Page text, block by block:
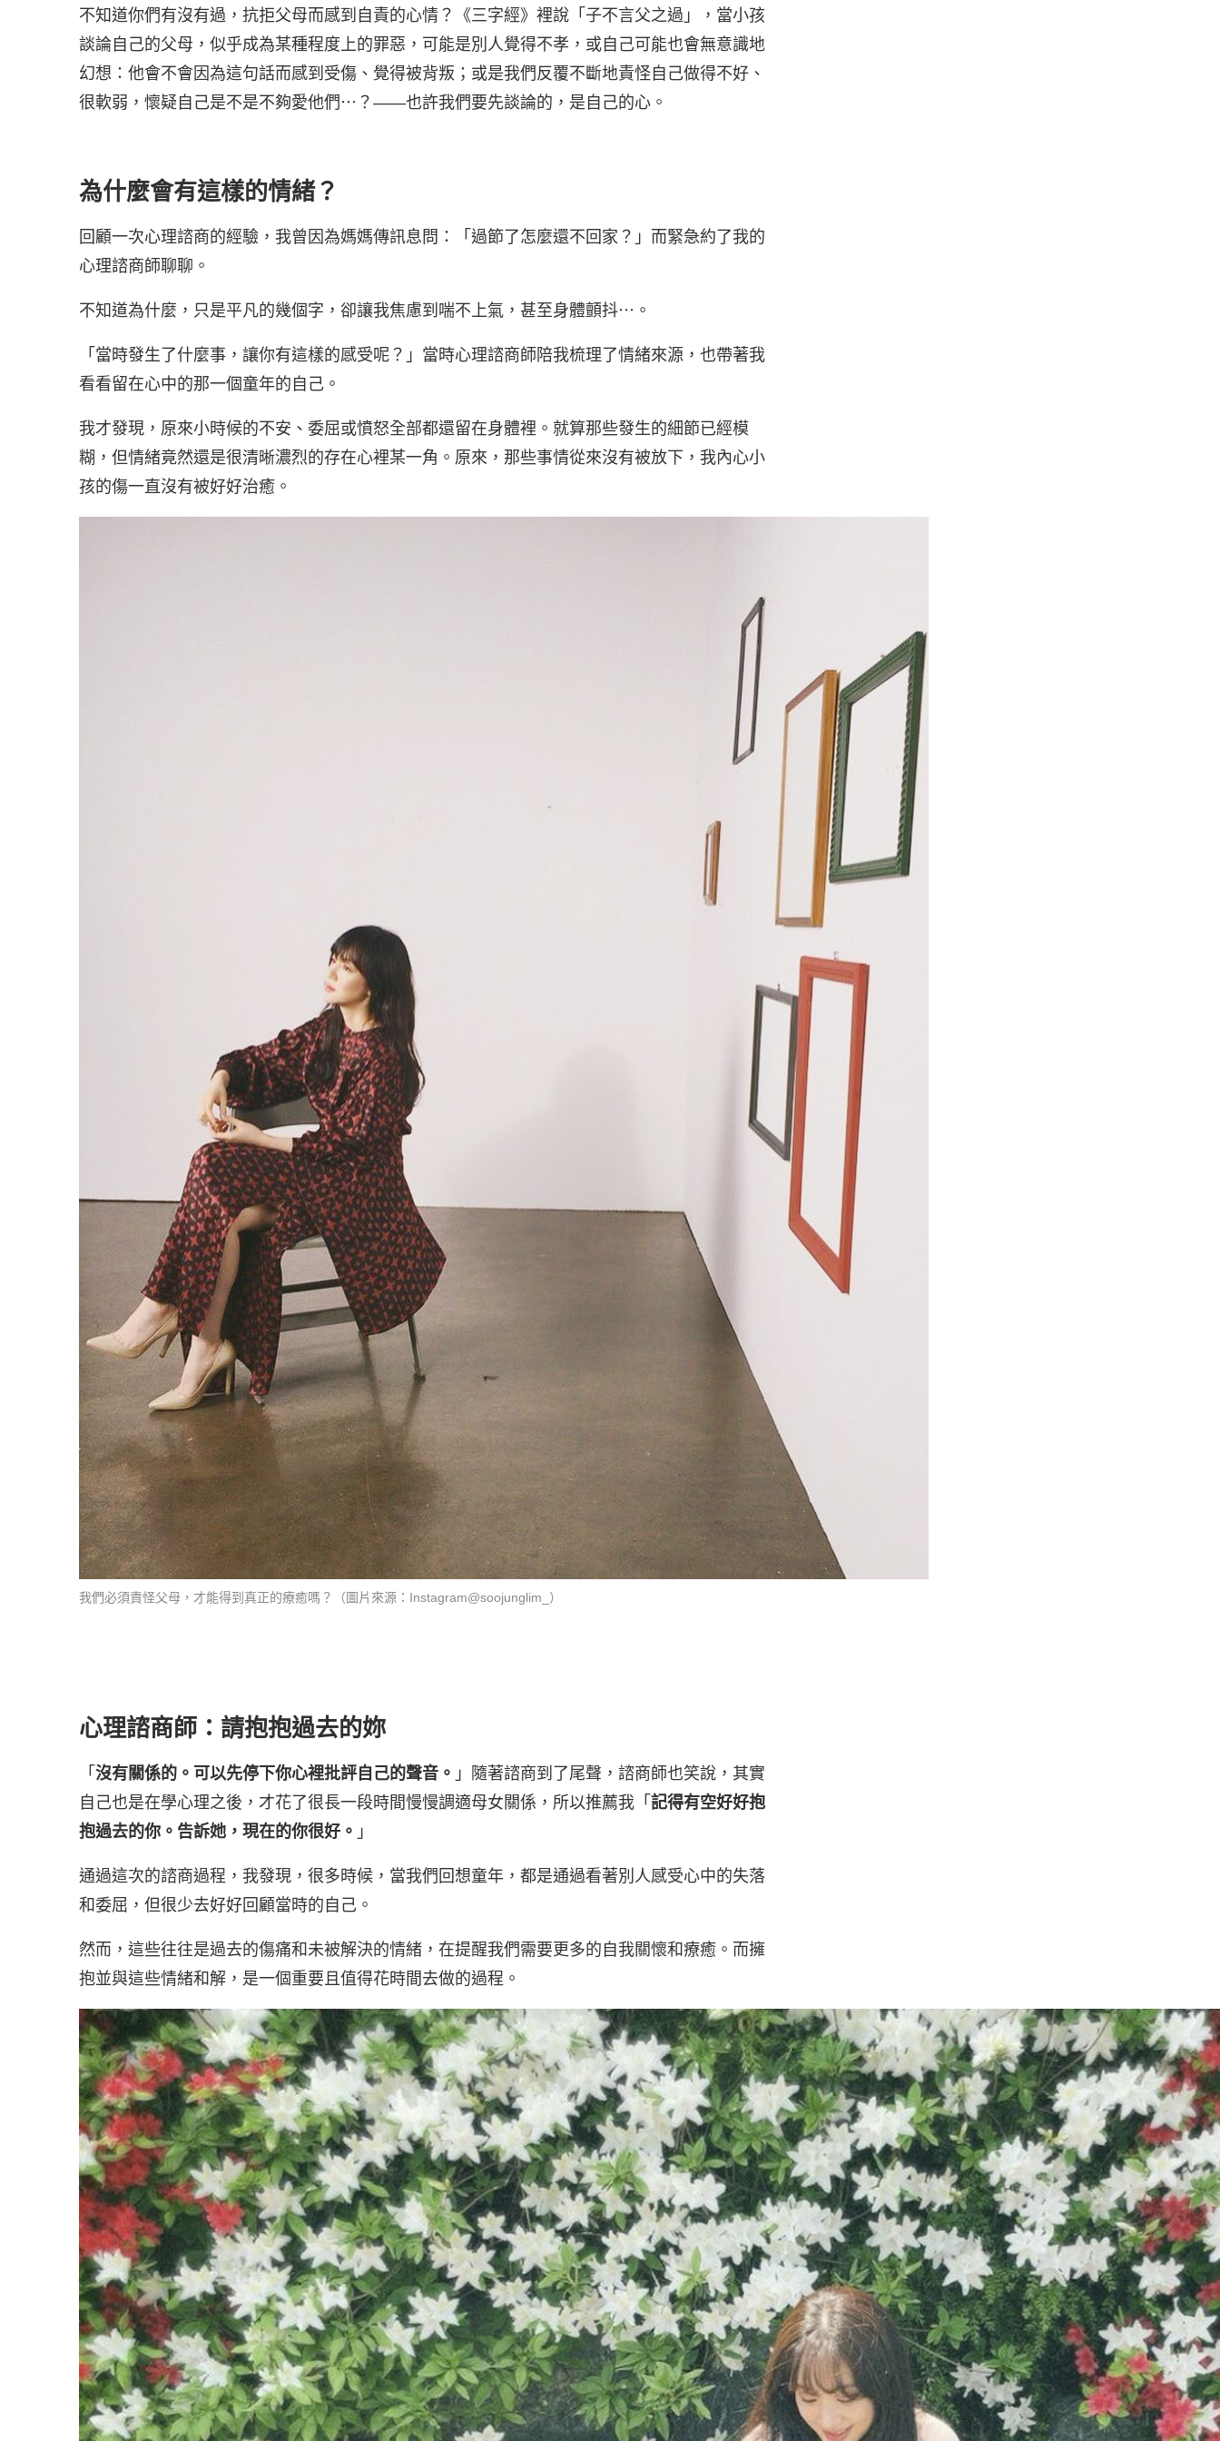
不知道你們有沒有過，抗拒父母而感到自責的心情？《三字經》裡說「子不言父之過」，當小孩
談論自己的父母，似乎成為某種程度上的罪惡，可能是別人覺得不孝，或自己可能也會無意識地
幻想：他會不會因為這句話而感到受傷、覺得被背叛；或是我們反覆不斷地責怪自己做得不好、
很軟弱，懷疑自己是不是不夠愛他們⋯？——也許我們要先談論的，是自己的心。
為什麼會有這樣的情緒？
回顧一次心理諮商的經驗，我曾因為媽媽傳訊息問：「過節了怎麼還不回家？」而緊急約了我的
心理諮商師聊聊。
不知道為什麼，只是平凡的幾個字，卻讓我焦慮到喘不上氣，甚至身體顫抖⋯。
「當時發生了什麼事，讓你有這樣的感受呢？」當時心理諮商師陪我梳理了情緒來源，也帶著我
看看留在心中的那一個童年的自己。
我才發現，原來小時候的不安、委屈或憤怒全部都還留在身體裡。就算那些發生的細節已經模
糊，但情緒竟然還是很清晰濃烈的存在心裡某一角。原來，那些事情從來沒有被放下，我內心小
孩的傷一直沒有被好好治癒。
我們必須責怪父母，才能得到真正的療癒嗎？（圖片來源：Instagram@soojunglim_）
心理諮商師：請抱抱過去的妳
「 沒有關係的。可以先停下你心裡批評自己的聲音。 」隨著諮商到了尾聲，諮商師也笑說，其實
自己也是在學心理之後，才花了很長一段時間慢慢調適母女關係，所以推薦我「 記得有空好好抱
抱過去的你。告訴她，現在的你很好。 」
通過這次的諮商過程，我發現，很多時候，當我們回想童年，都是通過看著別人感受心中的失落
和委屈，但很少去好好回顧當時的自己。
然而，這些往往是過去的傷痛和未被解決的情緒，在提醒我們需要更多的自我關懷和療癒。而擁
抱並與這些情緒和解，是一個重要且值得花時間去做的過程。